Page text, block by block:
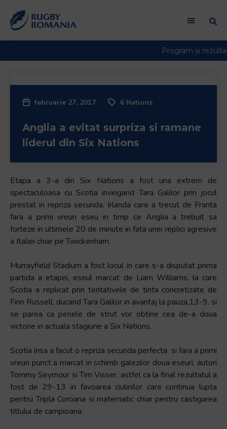
februarie 27, 2017 6 Nations
Anglia a evitat surpriza si ramane
liderul din Six Nations
Etapa a 3-a din Six Nations a fost una extrem de
spectaculoasa cu Scotia invingand Tara Galilor prin jocul
prestat in repriza secunda, Irlanda care a trecut de Franta
fara a primi vreun eseu in timp ce Anglia a trebuit sa
forteze in ultimele 20 de minute in fata unei replici agresive
a Italiei chiar pe Twickenham.
Murrayfield Stadium a fost locul in care s-a disputat prima
partida a etapei, eseul marcat de Liam Williams, la care
Scotia a replicat prin tentativele de tinta concretizate de
Finn Russell, ducand Tara Galilor in avantaj la pauza,13-9. si
se parea ca penele de strut vor obtine cea de-a doua
victorie in actuala stagiune a Six Nations.
Scotia insa a facut o repriza secunda perfecta si fara a primi
vreun punct a marcat in schimb galezilor doua eseuri, autori
Tommy Seymour si Tim Visser, astfel ca la final rezultatul a
fost de 29-13 in favoarea ciulinilor care continua lupta
pentru Tripla Coroana si matematic chiar pentru castigarea
titlului de campioana.